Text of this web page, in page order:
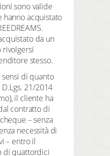
sono valide
hanno acquistato
da un
rivolgersi
stesso.
di quanto
21/2014
il cliente ha
contratto di
– senza
necessità di
– entro il
di quattordici